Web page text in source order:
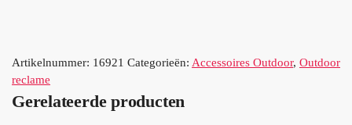
Artikelnummer: 16921 Categorieën: Accessoires Outdoor, Outdoor
reclame
Gerelateerde producten